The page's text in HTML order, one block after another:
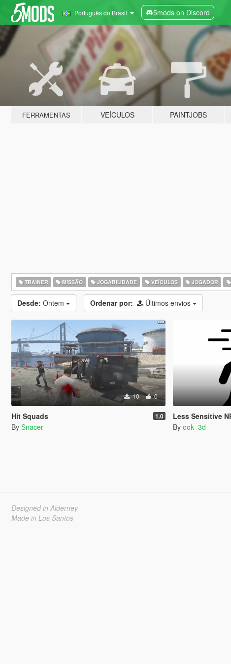
Português do Brasil 5mods on Discord
FERRAMENTAS VEÍCULOS PAINTJOBS
TRAINER MISSÃO JOGABILIDADE VEÍCULOS JOGADOR
Desde: Ontem Ordenar por: Últimos envios
10 0
Hit Squads 1.0
By Snacer
Less Sensitive
By ook_3d
Designed in Alderney
Made in Los Santos